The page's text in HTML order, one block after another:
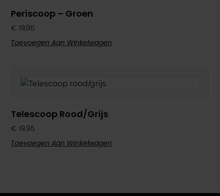
Periscoop – Groen
€ 19,95
Toevoegen Aan Winkelwagen
Telescoop Rood/grijs
€ 19,95
Toevoegen Aan Winkelwagen